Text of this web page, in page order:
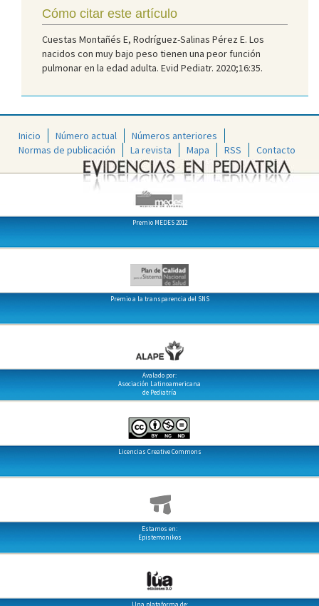
Cómo citar este artículo
Cuestas Montañés E, Rodríguez-Salinas Pérez E. Los
nacidos con muy bajo peso tienen una peor función
pulmonar en la edad adulta. Evid Pediatr. 2020;16:35.
Inicio Número actual
Números anteriores
Normas de publicación
La revista Mapa RSS Contacto
Premio MEDES 2012
Premio a la transparencia del SNS
Avalado por:
Asociación Latinoamericana
de Pediatría
Licencias Creative Commons
Estamos en:
Epistemonikos
Una plataforma de: